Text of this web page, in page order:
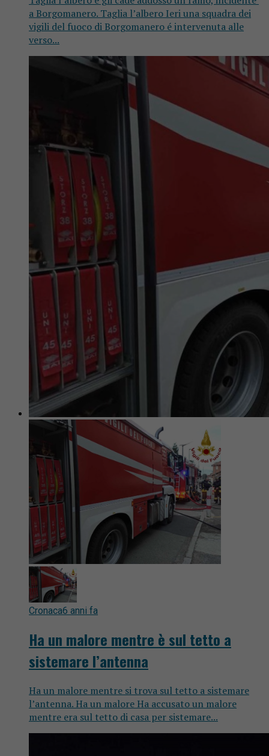
a Borgomanero. Taglia l’albero Ieri una squadra dei
vigili del fuoco di Borgomanero é intervenuta alle
verso...
Cronaca6 anni fa
Ha un malore mentre è sul tetto a
sistemare l’antenna
Ha un malore mentre si trova sul tetto a sistemare
l’antenna. Ha un malore Ha accusato un malore
mentre era sul tetto di casa per sistemare...